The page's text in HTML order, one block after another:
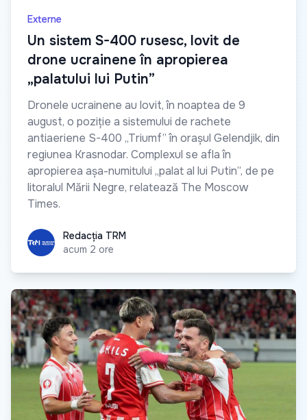
Externe
Un sistem S-400 rusesc, lovit de
drone ucrainene în apropierea
„palatului lui Putin”
Dronele ucrainene au lovit, în noaptea de 9
august, o poziție a sistemului de rachete
antiaeriene S-400 „Triumf” în orașul Gelendjik, din
regiunea Krasnodar. Complexul se afla în
apropierea așa-numitului „palat al lui Putin”, de pe
litoralul Mării Negre, relatează The Moscow
Times.
Redacția TRM
Redacția TRM
acum 2 ore